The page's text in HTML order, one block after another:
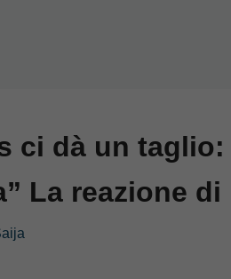
ci dà un
La reazione